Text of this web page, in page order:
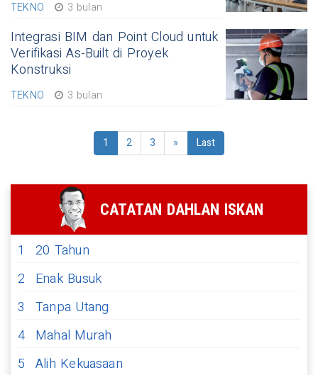
TEKNO 3 bulan
Integrasi BIM dan Point Cloud untuk
Verifikasi As-Built di Proyek
Konstruksi
TEKNO 3 bulan
1 2 3 » Last
CATATAN DAHLAN ISKAN
1
20 Tahun
2
Enak Busuk
3
Tanpa Utang
4 Mahal Murah
5 Alih Kekuasaan